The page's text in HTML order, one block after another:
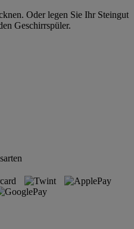
Oder legen Sie Ihr Steingut
Geschirrspüler.